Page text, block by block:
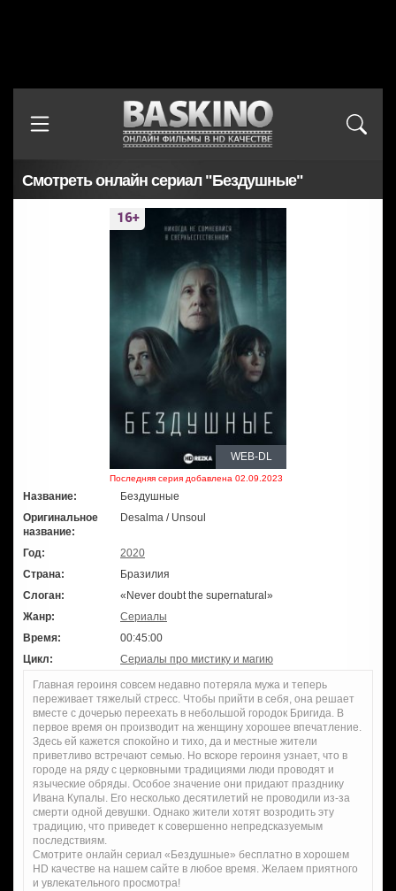
Смотреть онлайн сериал "Бездушные"
WEB-DL
Последняя серия добавлена 02.09.2023
Название:
Бездушные
Оригинальное
название:
Desalma / Unsoul
Год:
2020
Страна:
Бразилия
Слоган:
«Never doubt the supernatural»
Жанр:
Сериалы
Время:
00:45:00
Цикл:
Сериалы про мистику и магию
Главная героиня совсем недавно потеряла мужа и теперь
переживает тяжелый стресс. Чтобы прийти в себя, она решает
вместе с дочерью переехать в небольшой городок Бригида. В
первое время он производит на женщину хорошее впечатление.
Здесь ей кажется спокойно и тихо, да и местные жители
приветливо встречают семью. Но вскоре героиня узнает, что в
городе на ряду с церковными традициями люди проводят и
языческие обряды. Особое значение они придают празднику
Ивана Купалы. Его несколько десятилетий не проводили из-за
смерти одной девушки. Однако жители хотят возродить эту
традицию, что приведет к совершенно непредсказуемым
последствиям.
Смотрите онлайн сериал «Бездушные» бесплатно в хорошем
HD качестве на нашем сайте в любое время. Желаем приятного
и увлекательного просмотра!